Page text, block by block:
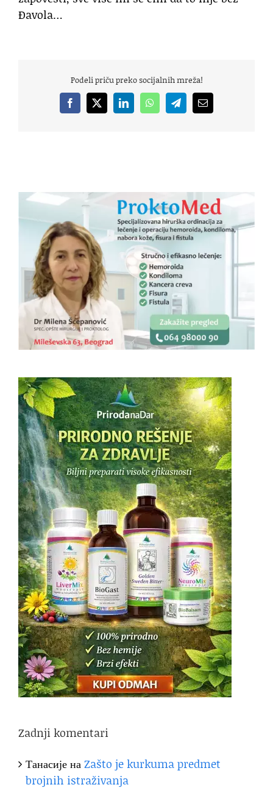
Đavola…
Podeli priču preko socijalnih mreža!
Facebook
X LinkedInWhatsAppTelegramEmail
Zadnji komentari
ТанасијенаZašto je kurkuma predmet
brojnih istraživanja